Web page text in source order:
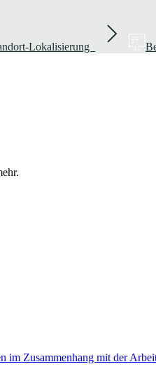
Lokalisierung
im Zusammenhang mit der